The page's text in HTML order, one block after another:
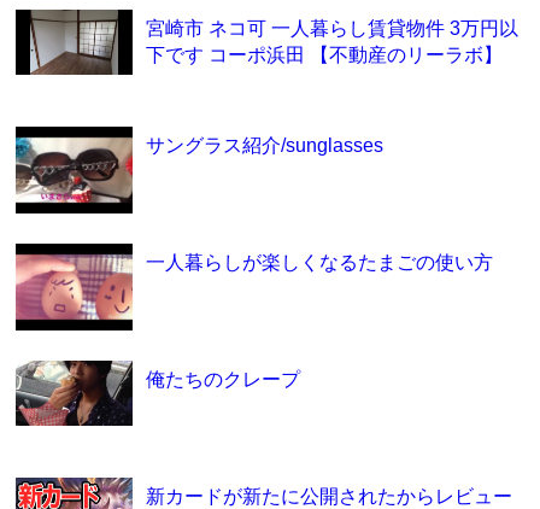
宮崎市 ネコ可 一人暮らし賃貸物件 3万円以
下です コーポ浜田 【不動産のリーラボ】
サングラス紹介/sunglasses
一人暮らしが楽しくなるたまごの使い方
俺たちのクレープ
新カードが新たに公開されたからレビュー